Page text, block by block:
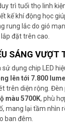
trì tuổi thọ linh
kế khí động học
rung lắc do gió
đặt trên cao.
SÁNG VƯỢT
dụng chip LED
lên tới 7.800
trên diện rộng.
màu 5700K, phù
mang lại tầm nhìn
ban đêm.